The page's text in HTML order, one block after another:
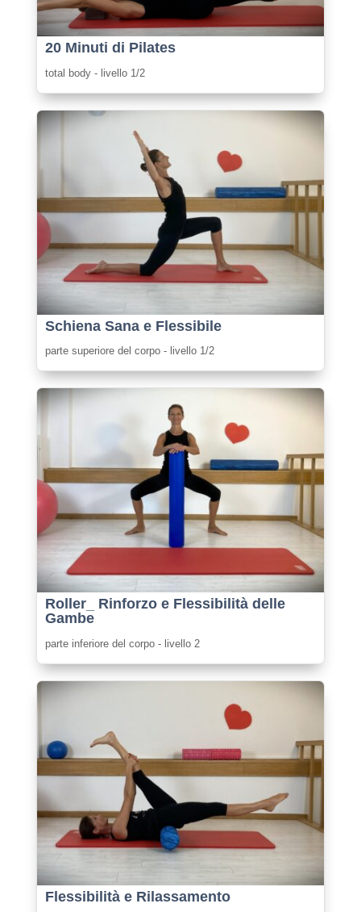
20 Minuti di Pilates
total body - livello 1/2
Schiena Sana e Flessibile
parte superiore del corpo - livello 1/2
Roller_ Rinforzo e Flessibilità delle
Gambe
parte inferiore del corpo - livello 2
Flessibilità e Rilassamento